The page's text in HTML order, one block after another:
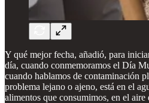
Y qué mejor fecha, añadió, para
día, cuando conmemoramos el Día
cuando hablamos de contaminación
problema lejano o ajeno, está en el
alimentos que consumimos, en el aire